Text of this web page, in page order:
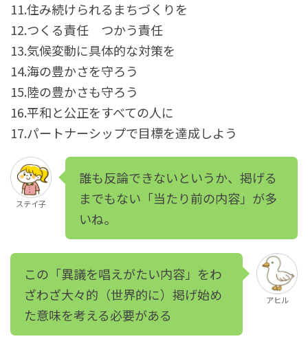
11.住み続けられるまちづくりを
12.つくる責任 つかう責任
13.気候変動に具体的な対策を
14.海の豊かさを守ろう
15.陸の豊かさも守ろう
16.平和と公正をすべての人に
17.パートナーシップで目標を達成しよう
ステイ子
誰も反論できないというか、掲げる
までもない「当たり前の内容」が多
いね。
この「異議を唱えがたい内容」をわ
ざわざ大々的（世界的に）掲げ始め
た意味を考える必要がある
アヒル